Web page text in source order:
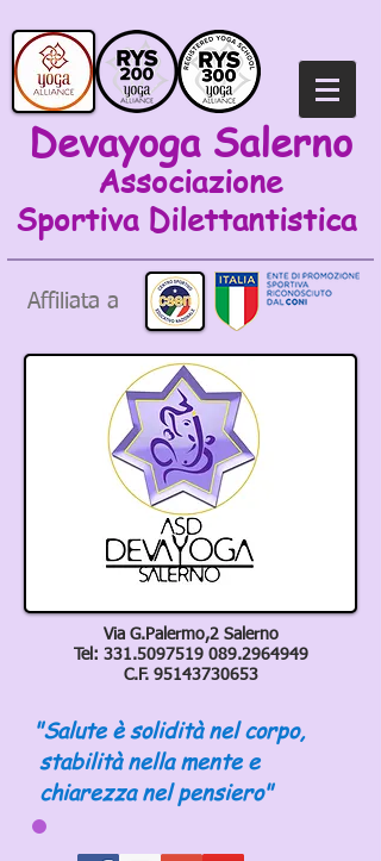
Devayoga Salerno
Associazione
Sportiva Dilettantistica
Affiliata a
Via G.Palermo,2 Salerno
Tel: 331.5097519 089.2964949
C.F. 95143730653
"Salute è solidità nel corpo,
stabilità nella mente e
chiarezza nel pensiero"